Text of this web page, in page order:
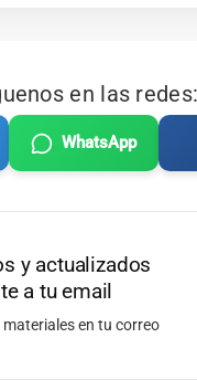
en las redes:
WhatsApp
y actualizados
a tu email
en tu correo